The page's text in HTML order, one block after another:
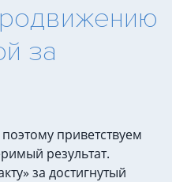
за
приветствуем
результат.
за достигнутый